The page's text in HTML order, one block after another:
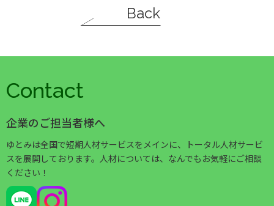
Back
Contact
企業のご担当者様へ
ゆとみは全国で短期人材サービスをメインに、トータル人材サービ
スを展開しております。人材については、なんでもお気軽にご相談
ください！